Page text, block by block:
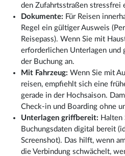
den Zufahrtsstraßen stressfrei
Dokumente: Für Reisen
Regel ein gültiger Ausweis
Reisepass). Wenn Sie mit
erforderlichen Unterlagen und
der Buchung an.
Mit Fahrzeug: Wenn Sie mit
reisen, empfiehlt sich eine
gerade in der Hochsaison.
Check-in und Boarding ohne
Unterlagen griffbereit: Halten
Buchungsdaten digital bereit
Screenshot). Das hilft, wenn
die Verbindung schwächelt,